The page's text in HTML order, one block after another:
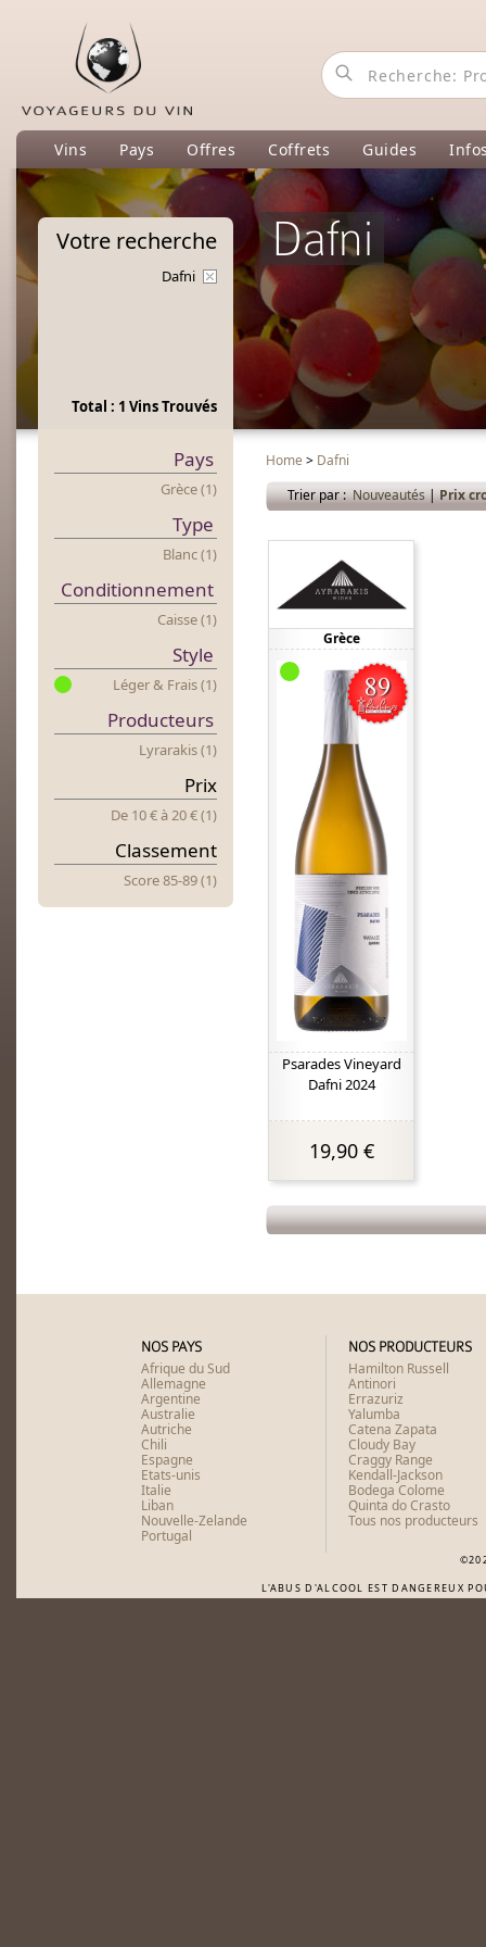
Vins Pays Offres Coffrets Guides
Votre recherche
Dafni
Total : 1 Vins Trouvés
Pays
Grèce (1)
Type
Blanc (1)
Conditionnement
Caisse (1)
Style
Léger & Frais (1)
Producteurs
Lyrarakis (1)
Prix
De 10 €à20 € (1)
Classement
Score 85-89 (1)
Dafni
Home > Dafni
Trier par :Nouveautés|Prix
Grèce
Psarades Vineyard
Dafni 2024
19,90 €
NOS PAYS
Afrique du Sud
Allemagne
Argentine
Australie
Autriche
Chili
Espagne
Etats-unis
Italie
Liban
Nouvelle-Zelande
Portugal
NOS PRODUCTEURS
Hamilton Russell
Antinori
Errazuriz
Yalumba
Catena Zapata
Cloudy Bay
Craggy Range
Kendall-Jackson
Bodega Colome
Quinta do Crasto
Tous nos producteurs
L'ABUS D'ALCOOL EST DANGEREUX